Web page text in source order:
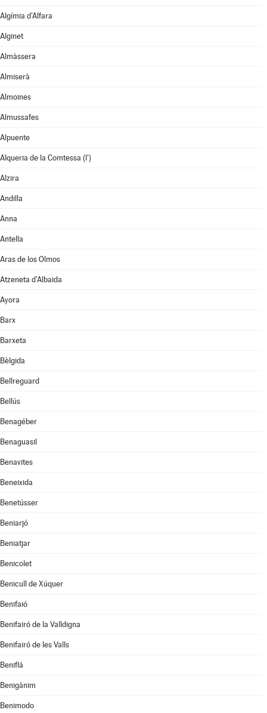
Algímia d'Alfara
Alginet
Almàssera
Almiserà
Almoines
Almussafes
Alpuente
Alqueria de la Comtessa (l')
Alzira
Andilla
Anna
Antella
Aras de los Olmos
Atzeneta d'Albaida
Ayora
Barx
Barxeta
Bèlgida
Bellreguard
Bellús
Benagéber
Benaguasil
Benavites
Beneixida
Benetússer
Beniarjó
Beniatjar
Benicolet
Benicull de Xúquer
Benifaió
Benifairó de la Valldigna
Benifairó de les Valls
Beniflá
Benigànim
Benimodo